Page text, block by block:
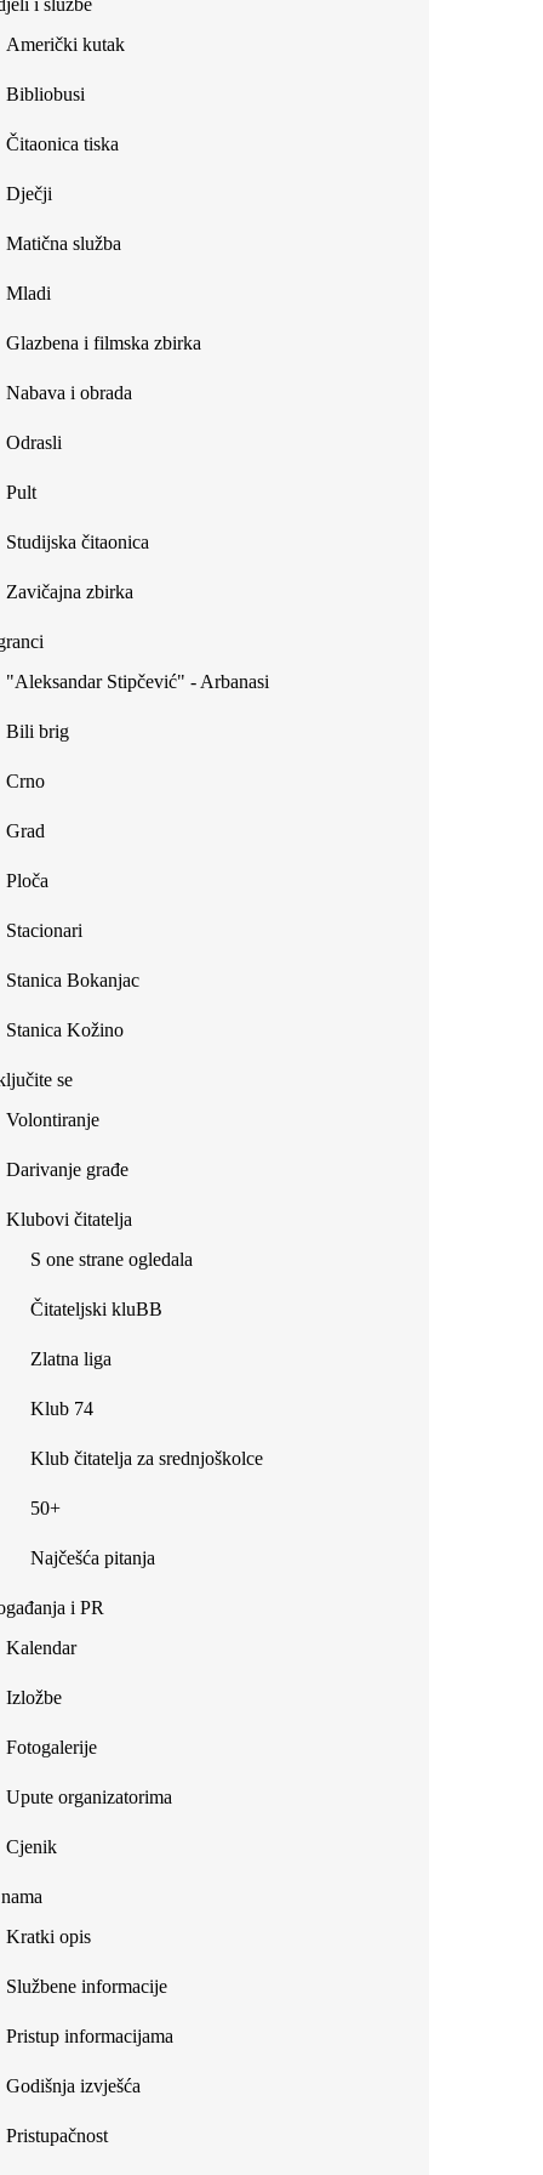
external)
i službe
Američki kutak
Bibliobusi
Čitaonica tiska
Dječji
Matična služba
Mladi
Glazbena i filmska zbirka
Nabava i obrada
Odrasli
Pult
Studijska čitaonica
Zavičajna zbirka
"Aleksandar Stipčević" - Arbanasi
Bili brig
Crno
Grad
Ploča
Stacionari
Stanica Bokanjac
Stanica Kožino
se
Volontiranje
Darivanje građe
Klubovi čitatelja
S one strane ogledala
Čitateljski kluBB
Zlatna liga
Klub 74
Klub čitatelja za srednjoškolce
50+
Najčešća pitanja
i PR
Kalendar
Izložbe
Fotogalerije
Upute organizatorima
Cjenik
Kratki opis
Službene informacije
Pristup informacijama
Godišnja izvješća
Pristupačnost